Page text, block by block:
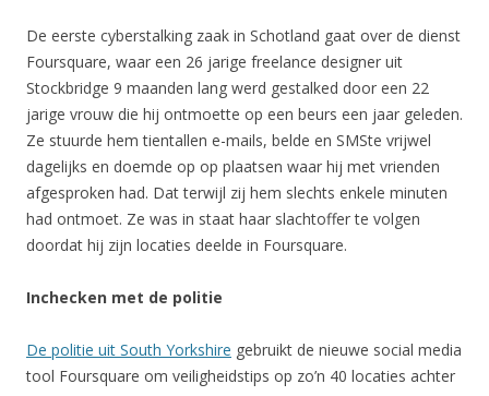
De eerste cyberstalking zaak in Schotland gaat over de dienst
Foursquare, waar een 26 jarige freelance designer uit
Stockbridge 9 maanden lang werd gestalked door een 22
jarige vrouw die hij ontmoette op een beurs een jaar geleden.
Ze stuurde hem tientallen e-mails, belde en SMSte vrijwel
dagelijks en doemde op op plaatsen waar hij met vrienden
afgesproken had. Dat terwijl zij hem slechts enkele minuten
had ontmoet. Ze was in staat haar slachtoffer te volgen
doordat hij zijn locaties deelde in Foursquare.
Inchecken met de politie
De politie uit South Yorkshire gebruikt de nieuwe social media
tool Foursquare om veiligheidstips op zo’n 40 locaties achter